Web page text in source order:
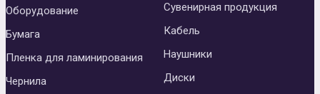
Оборудование
Бумага
Пленка для ламинирования
Чернила
Сувенирная продукция
Кабель
Наушники
Диски